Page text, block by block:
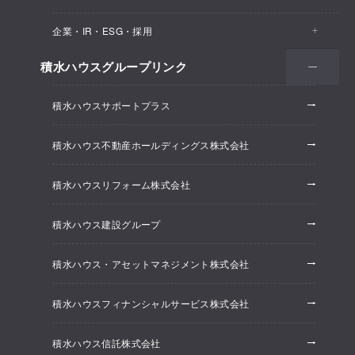
保育所・教育支援施設
オフィス・事務所
建築実例
オフィス系開発事業
ホテル系開発事業
大規模開発事業
賃貸マンション開発事業
企業・IR・ESG・採用
会社情報
株主・投資家情報
ESG経営
研究開発
採用情報
ニュースリリース
積水ハウスグループリンク
積水ハウスサポートプラス
積水ハウス不動産ホールディングス株式会社
積水ハウスリフォーム株式会社
積水ハウス建設グループ
積水ハウス・アセットマネジメント株式会社
積水ハウスフィナンシャルサービス株式会社
積水ハウス信託株式会社